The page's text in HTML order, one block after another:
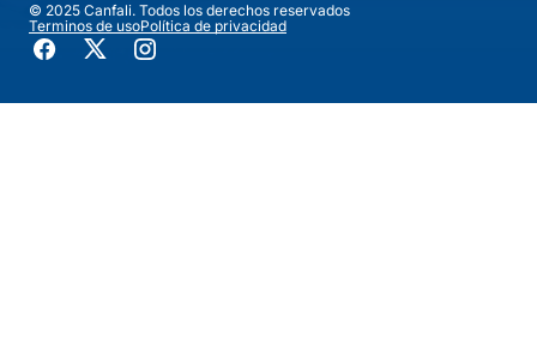
© 2025 Canfali. Todos los derechos reservados
Terminos de usoPolítica de privacidad